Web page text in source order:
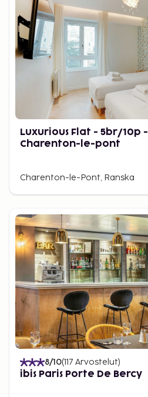
Luxurious Flat - 5br/10p -
Charenton-le-pont
Charenton-le-Pont, Ranska
8/10(117 Arvostelut)
ibis Paris Porte De Bercy